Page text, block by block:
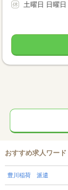
土曜日 日曜日
おすすめ求人ワード
豊川稲荷 派遣